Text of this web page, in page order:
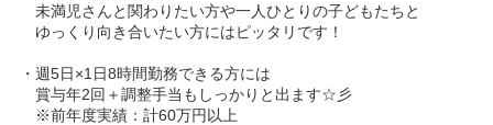
未満児さんと関わりたい方や一人ひとりの子どもたちと
ゆっくり向き合いたい方にはピッタリです！
・週5日×1日8時間勤務できる方には
賞与年2回＋調整手当もしっかりと出ます☆彡
※前年度実績：計60万円以上